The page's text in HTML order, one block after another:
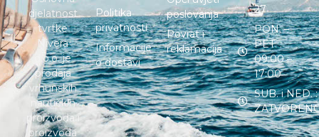
djelatnost
tvrtke
Nivera
d.o.o. je
prodaja
vrhunskih
nautičkih
proizvoda i
proizvoda
Politika
privatnosti
Informacije
o dostavi
poslovanja
Povrat i
reklamacija
27
PON. –
PET. :
09:00 –
17:00
SUB. i NED. :